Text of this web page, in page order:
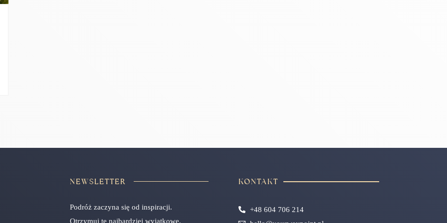
NEWSLETTER
Podróż zaczyna się od inspiracji.
Otrzymuj te najbardziej wyjątkowe.
KONTAKT
+48 604 706 214